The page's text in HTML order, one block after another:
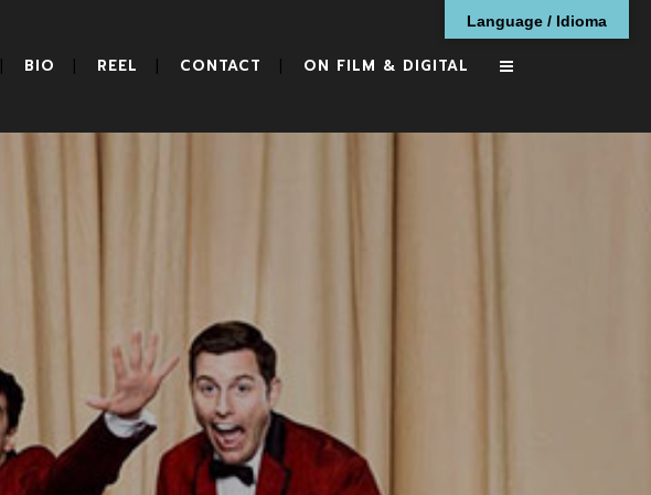
BIO REEL CONTACT ON FILM & DIGITAL
Language / Idioma